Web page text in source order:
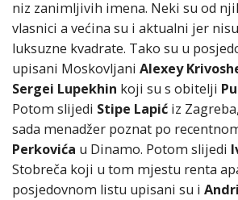
niz zanimljivih imena. Neki su od
vlasnici a većina su i aktualni jer
luksuzne kvadrate. Tako su u
upisani Moskovljani Alexey
Sergei Lupekhin koji su s obitelji
Potom slijedi Stipe Lapić iz
sada menadžer poznat po
Perkovića u Dinamo. Potom slijedi
Stobreča koji u tom mjestu renta
posjedovnom listu upisani su i